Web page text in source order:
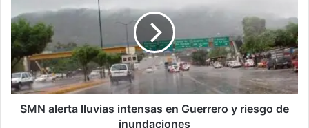
intensas
en
Guerrero
y
riesgo
de
inundaciones
SMN alerta lluvias intensas en Guerrero y riesgo de
inundaciones